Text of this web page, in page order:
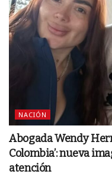
NACIÓN
Abogada Wendy
Colombia’: nueva
atención